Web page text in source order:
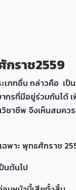
กราช2559
ภทอื่น กล่าวคือ เ
รที่มีอยู่ร่วมกันได้
ชาชีพ จึงเห็นสม
าะ พุทธศักราช
ต้นไป